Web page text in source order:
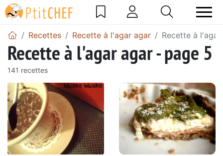
Recettes Recette à l'agar agar Recette à
Recette à l'agar agar - page 5
141 recettes